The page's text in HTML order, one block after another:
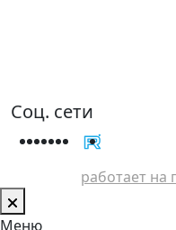
Соц. сети
работает на
Меню